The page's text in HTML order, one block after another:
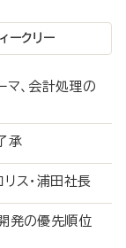
ークリー
、会計処理の
了承
ス・浦田社長
発の優先順位